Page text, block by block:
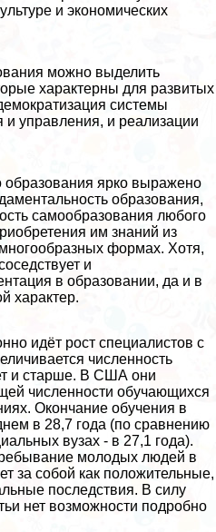
и экономических
можно выделить
хаpaктерны для развитых
системы
и управления, и реализации
ярко выражено
образования,
самообразования любого
им знаний из
формах. Хотя,
и
в образовании, да и в
хаpaктер.
идёт рост специалистов с
численность
и старше. В США они
численности обучающихся
Окончание обучения в
в 28,7 года (по сравнению
вузах - в 27,1 года).
молодых людей в
за собой как положительные,
последствия. В силу
нет возможности подробно